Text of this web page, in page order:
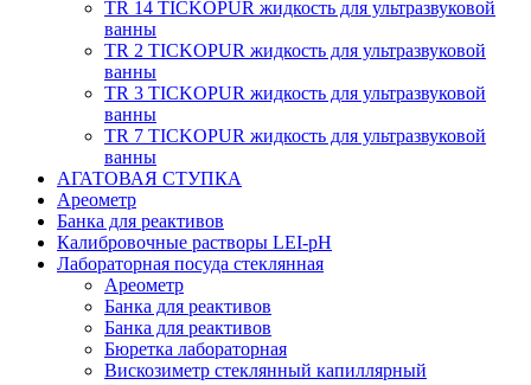
TR 14 TICKOPUR жидкость для ультразвуковой
ванны
TR 2 TICKOPUR жидкость для ультразвуковой
ванны
TR 3 TICKOPUR жидкость для ультразвуковой
ванны
TR 7 TICKOPUR жидкость для ультразвуковой
ванны
АГАТОВАЯ СТУПКА
Ареометр
Банка для реактивов
Калибровочные растворы LEI-pH
Лабораторная посуда стеклянная
Ареометр
Банка для реактивов
Банка для реактивов
Бюретка лабораторная
Вискозиметр стеклянный капиллярный